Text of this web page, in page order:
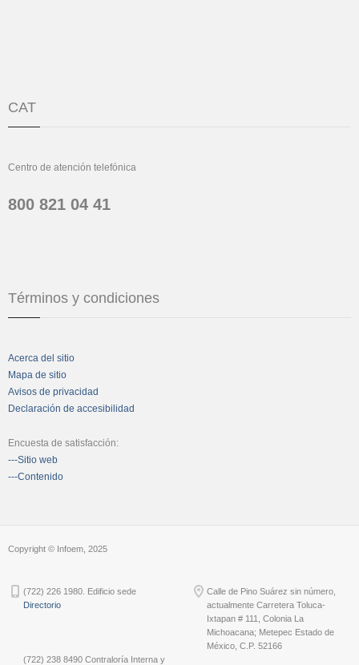
CAT
Centro de atención telefónica
800 821 04 41
Términos y condiciones
Acerca del sitio
Mapa de sitio
Avisos de privacidad
Declaración de accesibilidad
Encuesta de satisfacción:
---Sitio web
---Contenido
Copyright © Infoem, 2025
(722) 226 1980. Edificio sede
Directorio
(722) 238 8490 Contraloría Interna y
Calle de Pino Suárez sin número,
actualmente Carretera Toluca-
Ixtapan # 111, Colonia La
Michoacana; Metepec Estado de
México, C.P. 52166